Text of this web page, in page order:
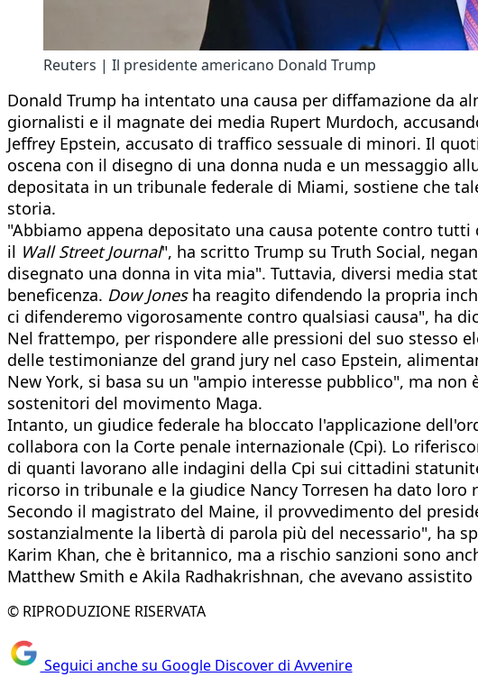
Reuters | Il presidente americano Donald Trump
Donald Trump ha intentato una causa per diffamazione da
giornalisti e il magnate dei media Rupert Murdoch,
Jeffrey Epstein, accusato di traffico sessuale di minori. Il
oscena con il disegno di una donna nuda e un messaggio
depositata in un tribunale federale di Miami, sostiene che
storia.
"Abbiamo appena depositato una causa potente contro
il Wall Street Journal", ha scritto Trump su Truth Social,
disegnato una donna in vita mia". Tuttavia, diversi media
beneficenza. Dow Jonesha reagito difendendo la propria
ci difenderemo vigorosamente contro qualsiasi causa", ha
Nel frattempo, per rispondere alle pressioni del suo stesso
delle testimonianze del grand jury nel caso Epstein,
New York, si basa su un "ampio interesse pubblico", ma
sostenitori del movimento Maga.
Intanto, un giudice federale ha bloccato l'applicazione
collabora con la Corte penale internazionale (Cpi). Lo
di quanti lavorano alle indagini della Cpi sui cittadini
ricorso in tribunale e la giudice Nancy Torresen ha dato loro
Secondo il magistrato del Maine, il provvedimento del
sostanzialmente la libertà di parola più del necessario", ha
Karim Khan, che è britannico, ma a rischio sanzioni sono
Matthew Smith e Akila Radhakrishnan, che avevano
© RIPRODUZIONE RISERVATA
Seguici anche su Google Discover di Avvenire